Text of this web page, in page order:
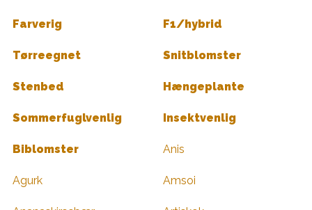
Farverig F1/hybrid
Tørreegnet Snitblomster
Stenbed Hængeplante
Sommerfuglvenlig Insektvenlig
Biblomster Anis
Agurk Amsoi